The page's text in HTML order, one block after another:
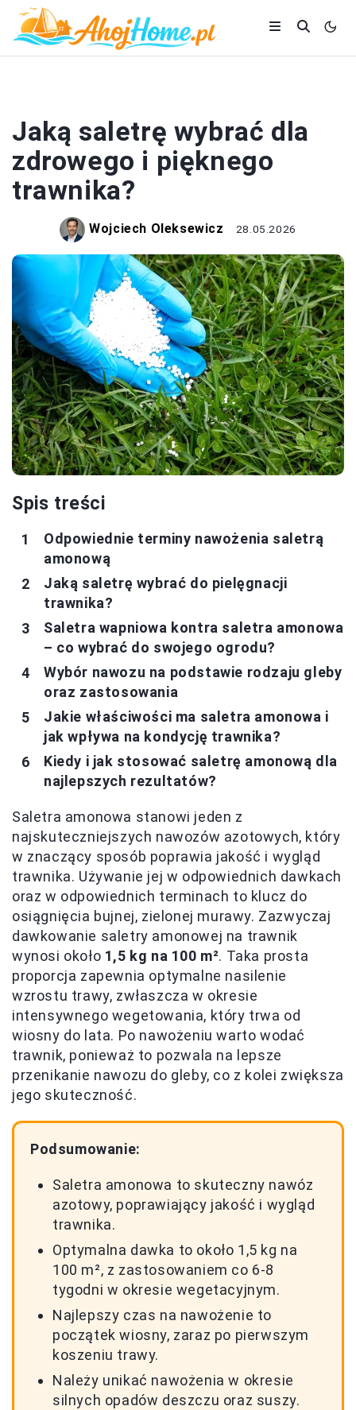
Jaką saletrę wybrać dla
zdrowego i pięknego
trawnika?
Wojciech Oleksewicz 28.05.2026
Spis treści
Odpowiednie terminy nawożenia saletrą
amonową
Jaką saletrę wybrać do pielęgnacji
trawnika?
Saletra wapniowa kontra saletra amonowa
– co wybrać do swojego ogrodu?
Wybór nawozu na podstawie rodzaju gleby
oraz zastosowania
Jakie właściwości ma saletra amonowa i
jak wpływa na kondycję trawnika?
Kiedy i jak stosować saletrę amonową dla
najlepszych rezultatów?
Saletra amonowa stanowi jeden z
najskuteczniejszych nawozów azotowych, który
w znaczący sposób poprawia jakość i wygląd
trawnika. Używanie jej w odpowiednich dawkach
oraz w odpowiednich terminach to klucz do
osiągnięcia bujnej, zielonej murawy. Zazwyczaj
dawkowanie saletry amonowej na trawnik
wynosi około 1,5 kg na 100 m². Taka prosta
proporcja zapewnia optymalne nasilenie
wzrostu trawy, zwłaszcza w okresie
intensywnego wegetowania, który trwa od
wiosny do lata. Po nawożeniu warto wodać
trawnik, ponieważ to pozwala na lepsze
przenikanie nawozu do gleby, co z kolei zwiększa
jego skuteczność.
Podsumowanie:
Saletra amonowa to skuteczny nawóz
azotowy, poprawiający jakość i wygląd
trawnika.
Optymalna dawka to około 1,5 kg na
100 m², z zastosowaniem co 6-8
tygodni w okresie wegetacyjnym.
Najlepszy czas na nawożenie to
początek wiosny, zaraz po pierwszym
koszeniu trawy.
Należy unikać nawożenia w okresie
silnych opadów deszczu oraz suszy.